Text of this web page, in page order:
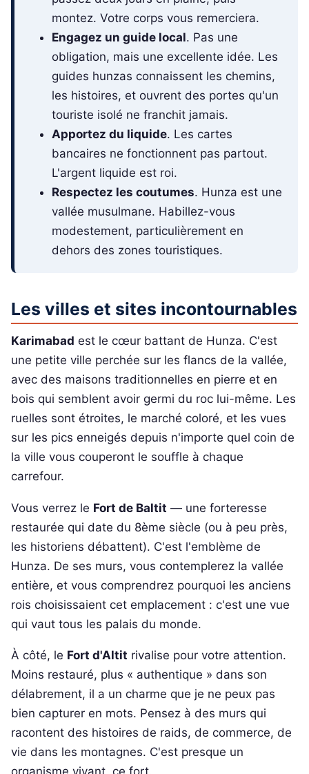
montez. Votre corps vous remerciera.
Engagez un guide local. Pas une
obligation, mais une excellente idée. Les
guides hunzas connaissent les chemins,
les histoires, et ouvrent des portes qu'un
touriste isolé ne franchit jamais.
Apportez du liquide. Les cartes
bancaires ne fonctionnent pas partout.
L'argent liquide est roi.
Respectez les coutumes. Hunza est une
vallée musulmane. Habillez-vous
modestement, particulièrement en
dehors des zones touristiques.
Les villes et sites incontournables
Karimabad est le cœur battant de Hunza. C'est
une petite ville perchée sur les flancs de la vallée,
avec des maisons traditionnelles en pierre et en
bois qui semblent avoir germi du roc lui-même. Les
ruelles sont étroites, le marché coloré, et les vues
sur les pics enneigés depuis n'importe quel coin de
la ville vous couperont le souffle à chaque
carrefour.
Vous verrez le Fort de Baltit — une forteresse
restaurée qui date du 8ème siècle (ou à peu près,
les historiens débattent). C'est l'emblème de
Hunza. De ses murs, vous contemplerez la vallée
entière, et vous comprendrez pourquoi les anciens
rois choisissaient cet emplacement : c'est une vue
qui vaut tous les palais du monde.
À côté, le Fort d'Altit rivalise pour votre attention.
Moins restauré, plus « authentique » dans son
délabrement, il a un charme que je ne peux pas
bien capturer en mots. Pensez à des murs qui
racontent des histoires de raids, de commerce, de
vie dans les montagnes. C'est presque un